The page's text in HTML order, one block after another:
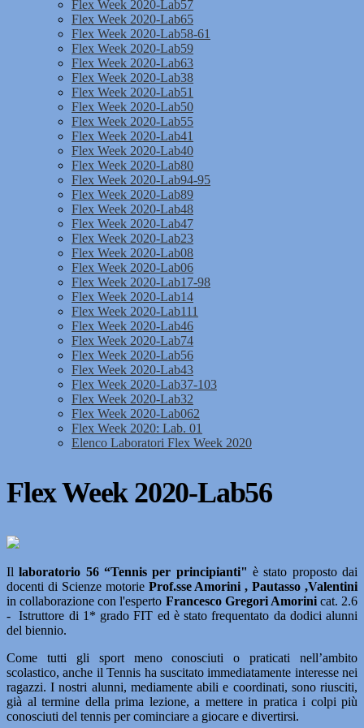
Flex Week 2020-Lab57
Flex Week 2020-Lab65
Flex Week 2020-Lab58-61
Flex Week 2020-Lab59
Flex Week 2020-Lab63
Flex Week 2020-Lab38
Flex Week 2020-Lab51
Flex Week 2020-Lab50
Flex Week 2020-Lab55
Flex Week 2020-Lab41
Flex Week 2020-Lab40
Flex Week 2020-Lab80
Flex Week 2020-Lab94-95
Flex Week 2020-Lab89
Flex Week 2020-Lab48
Flex Week 2020-Lab47
Flex Week 2020-Lab23
Flex Week 2020-Lab08
Flex Week 2020-Lab06
Flex Week 2020-Lab17-98
Flex Week 2020-Lab14
Flex Week 2020-Lab111
Flex Week 2020-Lab46
Flex Week 2020-Lab74
Flex Week 2020-Lab56
Flex Week 2020-Lab43
Flex Week 2020-Lab37-103
Flex Week 2020-Lab32
Flex Week 2020-Lab062
Flex Week 2020: Lab. 01
Elenco Laboratori Flex Week 2020
Flex Week 2020-Lab56
Illaboratorio 56 “Tennis per principianti" è stato proposto dai
docenti di Scienze motorie Prof.sse Amorini , Pautasso ,Valentini
in collaborazione con l'esperto Francesco Gregori Amorinicat. 2.6
- Istruttore di 1* grado FIT ed è stato frequentato da dodici alunni
del biennio.
Come tutti gli sport meno conosciuti o praticati nell’ambito
scolastico, anche il Tennis ha suscitato immediatamente interesse nei
ragazzi. I nostri alunni, mediamente abili e coordinati, sono riusciti,
già al termine della prima lezione, a mettere in pratica i colpi più
conosciuti del tennis per cominciare a giocare e divertirsi.